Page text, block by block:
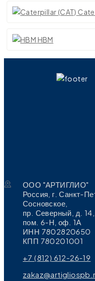
HBM
ООО "АРТИГЛИО"
Россия, г. Санкт-
Сосновское,
пр. Северный, д. 14,
пом. 6-Н, оф. 1А
ИНН 7802820650
КПП 780201001
+7 (812) 612-26-19